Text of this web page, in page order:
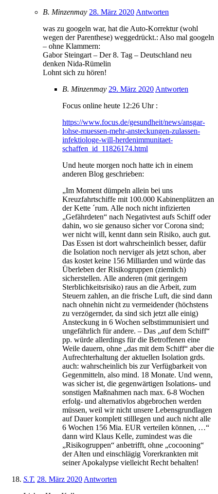
B. Minzenmay 28. März 2020 Antworten
was zu googeln war, hat die Auto-Korrektur (wohl
wegen der Parenthese) weggedrückt.: Also mal googeln
– ohne Klammern:
Gabor Steingart – Der 8. Tag – Deutschland neu
denken Nida-Rümelin
Lohnt sich zu hören!
B. Minzenmay 29. März 2020 Antworten
Focus online heute 12:26 Uhr :
https://www.focus.de/gesundheit/news/ansgar-
lohse-muessen-mehr-ansteckungen-zulassen-
infektiologe-will-herdenimmunitaet-
schaffen_id_11826174.html
Und heute morgen noch hatte ich in einem
anderen Blog geschrieben:
„Im Moment dümpeln allein bei uns
Kreuzfahrtschiffe mit 100.000 Kabinenplätzen an
der Kette ´rum. Alle noch nicht infizierten
„Gefährdeten“ nach Negativtest aufs Schiff oder
dahin, wo sie genauso sicher vor Corona sind;
wer nicht will, kennt dann sein Risiko, auch gut.
Das Essen ist dort wahrscheinlich besser, dafür
die Isolation noch nerviger als jetzt schon, aber
das kostet keine 156 Milliarden und würde das
Überleben der Risikogruppen (ziemlich)
sicherstellen. Alle anderen (mit geringem
Sterblichkeitsrisiko) raus an die Arbeit, zum
Steuern zahlen, an die frische Luft, die sind dann
nach ohnehin nicht zu vermeidender (höchstens
zu verzögernder, da sind sich jetzt alle einig)
Ansteckung in 6 Wochen selbstimmunisiert und
ungefährlich für andere. – Das „auf dem Schiff“
pp. würde allerdings für die Betroffenen eine
Weile dauern, ohne „das mit dem Schiff“ aber die
Aufrechterhaltung der aktuellen Isolation grds.
auch: wahrscheinlich bis zur Verfügbarkeit von
Gegenmitteln, also mind. 18 Monate. Und wenn,
was sicher ist, die gegenwärtigen Isolations- und
sonstigen Maßnahmen nach max. 6-8 Wochen
erfolg- und alternativlos abgebrochen werden
müssen, weil wir nicht unsere Lebensgrundlagen
auf Dauer komplett stilllegen und auch nicht alle
6 Wochen 156 Mia. EUR verteilen können, …“
dann wird Klaus Kelle, zumindest was die
„Risikogruppen“ anbetrifft, ohne „cocooning“
der Alten und einschlägig Vorerkrankten mit
seiner Apokalypse vielleicht Recht behalten!
S.T. 28. März 2020 Antworten